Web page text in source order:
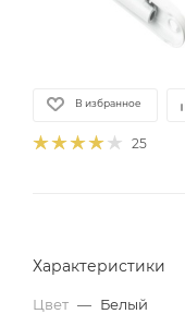
В избранное
25
Характеристики
Цвет — Белый